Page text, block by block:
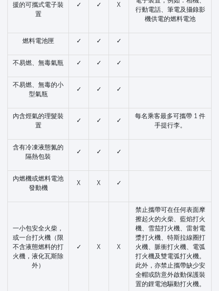
援的可攜式電子裝
置
✓ ✓ X
行動電話、筆電及攝錄影
機供電的燃料電池
燃料電池匣 ✓ ✓ ✓
不易燃、無毒氣瓶 ✓ ✓ ✓
不易燃、無毒的小
型氣瓶
✓ ✓ ✓
內含烴氣的理髮裝
置
✓ ✓ ✓
每名乘客最多可攜帶 1 件
手提行李。
含有冷凍液態氮的
隔熱包裝
✓ ✓ ✓
內燃機或燃料電池
發動機
X X ✓
一小包安全火柴，
或一台打火機（限
不含液態燃料的打
火機，液化瓦斯除
外）
✓ X X
禁止攜帶可在任何表面摩
擦起火的火柴、藍焰打火
機、雪茄打火機、雷射電
漿打火機、特斯拉線圈打
火機、脈衝打火機、電弧
打火機及雙電弧打火機。
此外，亦禁止攜帶缺少安
全帽或防意外啟動保護裝
置的鋰電池驅動打火機。